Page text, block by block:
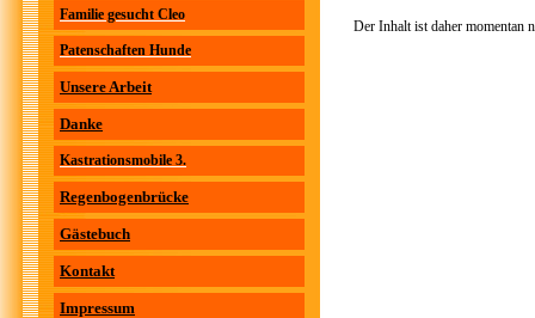
Familie gesucht Cleo
Patenschaften Hunde
Unsere Arbeit
Danke
Kastrationsmobile 3.
Regenbogenbrücke
Gästebuch
Kontakt
Impressum
Der Inhalt ist daher momentan